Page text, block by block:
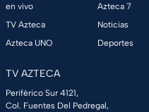
en vivo
TV Azteca
Azteca UNO
Azteca 7
Noticias
Deportes
TV AZTECA
Periférico Sur 4121,
Col. Fuentes Del Pedregal,